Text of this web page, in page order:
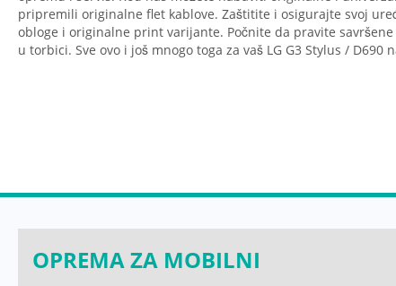
pripremili originalne flet kablove. Zaštitite i osigurajte svoj
obloge i originalne print varijante. Počnite da pravite
u torbici. Sve ovo i još mnogo toga za vaš LG G3 Stylus / D690
OPREMA ZA MOBILNI